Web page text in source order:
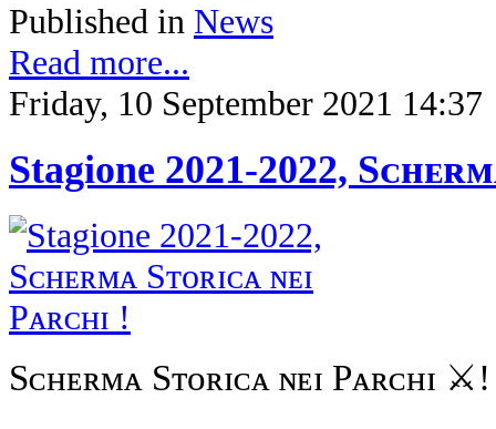
Published in News
Read more...
Friday, 10 September 2021 14:37
Stagione 2021-2022,
Sᴄʜᴇʀᴍᴀ Sᴛᴏʀɪᴄᴀ ɴᴇɪ Pᴀʀᴄʜɪ ⚔️!